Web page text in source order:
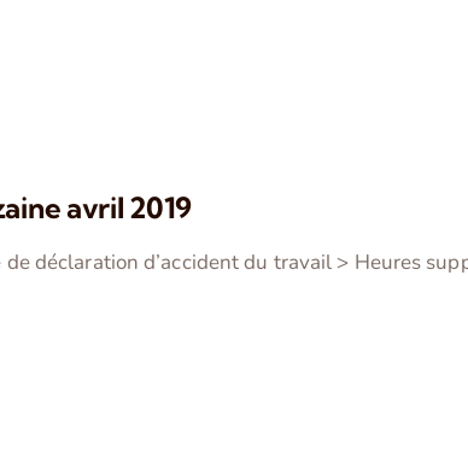
avril 2019
déclaration d’accident du travail > Heures